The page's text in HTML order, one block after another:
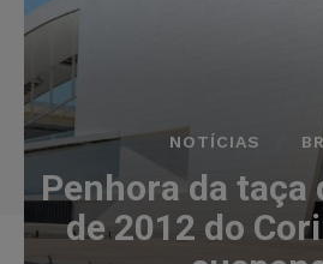
NOTÍCIAS
Penhora da taça
de 2012 do